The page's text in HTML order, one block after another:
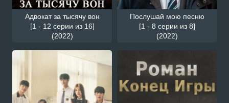
Адвокат за тысячу вон
[1 - 12 серии из 16]
(2022)
Послушай мою песню
[1 - 8 серии из 8]
(2022)